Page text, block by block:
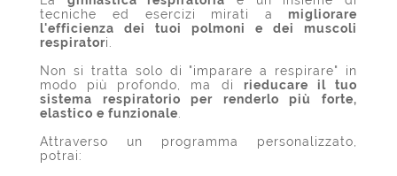
tecniche ed esercizi mirati a
migliorare
l'efficienza dei tuoi polmoni e dei muscoli
respiratori.
Non si tratta solo di "imparare a respirare" in
modo più profondo, ma di rieducare il tuo
sistema respiratorio per renderlo più forte,
elastico e funzionale
Attraverso un programma personalizzato,
potrai: